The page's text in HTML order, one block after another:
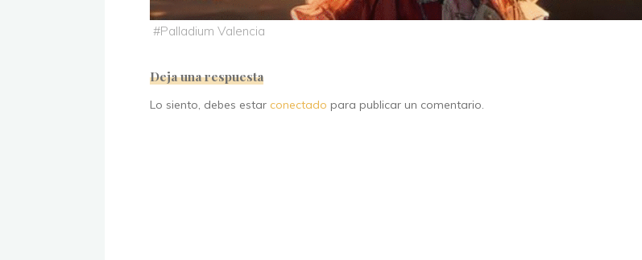
#Palladium Valencia
Deja una respuesta
Lo siento, debes estar conectado para publicar un comentario.